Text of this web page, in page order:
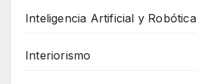
Inteligencia Artificial y Robótica
Interiorismo